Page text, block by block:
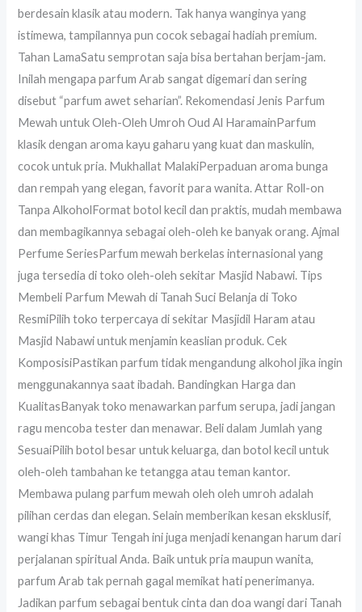
berdesain klasik atau modern. Tak hanya wanginya yang
istimewa, tampilannya pun cocok sebagai hadiah premium.
Tahan LamaSatu semprotan saja bisa bertahan berjam-jam.
Inilah mengapa parfum Arab sangat digemari dan sering
disebut “parfum awet seharian”. Rekomendasi Jenis Parfum
Mewah untuk Oleh-Oleh Umroh Oud Al HaramainParfum
klasik dengan aroma kayu gaharu yang kuat dan maskulin,
cocok untuk pria. Mukhallat MalakiPerpaduan aroma bunga
dan rempah yang elegan, favorit para wanita. Attar Roll-on
Tanpa AlkoholFormat botol kecil dan praktis, mudah membawa
dan membagikannya sebagai oleh-oleh ke banyak orang. Ajmal
Perfume SeriesParfum mewah berkelas internasional yang
juga tersedia di toko oleh-oleh sekitar Masjid Nabawi. Tips
Membeli Parfum Mewah di Tanah Suci Belanja di Toko
ResmiPilih toko terpercaya di sekitar Masjidil Haram atau
Masjid Nabawi untuk menjamin keaslian produk. Cek
KomposisiPastikan parfum tidak mengandung alkohol jika ingin
menggunakannya saat ibadah. Bandingkan Harga dan
KualitasBanyak toko menawarkan parfum serupa, jadi jangan
ragu mencoba tester dan menawar. Beli dalam Jumlah yang
SesuaiPilih botol besar untuk keluarga, dan botol kecil untuk
oleh-oleh tambahan ke tetangga atau teman kantor.
Membawa pulang parfum mewah oleh oleh umroh adalah
pilihan cerdas dan elegan. Selain memberikan kesan eksklusif,
wangi khas Timur Tengah ini juga menjadi kenangan harum dari
perjalanan spiritual Anda. Baik untuk pria maupun wanita,
parfum Arab tak pernah gagal memikat hati penerimanya.
Jadikan parfum sebagai bentuk cinta dan doa wangi dari Tanah